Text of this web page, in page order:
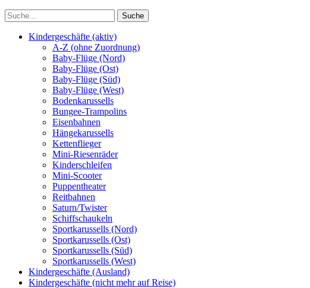
Kindergeschäfte (aktiv)
A-Z (ohne Zuordnung)
Baby-Flüge (Nord)
Baby-Flüge (Ost)
Baby-Flüge (Süd)
Baby-Flüge (West)
Bodenkarussells
Bungee-Trampolins
Eisenbahnen
Hängekarussells
Kettenflieger
Mini-Riesenräder
Kinderschleifen
Mini-Scooter
Puppentheater
Reitbahnen
Saturn/Twister
Schiffschaukeln
Sportkarussells (Nord)
Sportkarussells (Ost)
Sportkarussells (Süd)
Sportkarussells (West)
Kindergeschäfte (Ausland)
Kindergeschäfte (nicht mehr auf Reise)